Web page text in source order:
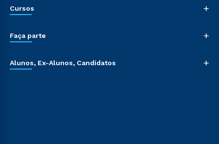
Cursos +
Faça parte +
Alunos, Ex-Alunos, Candidatos +